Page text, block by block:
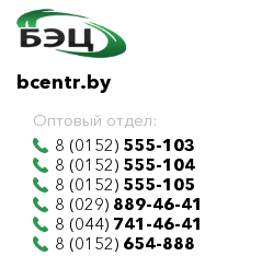
bcentr.by
Оптовый отдел:
8 (0152) 555-103
8 (0152) 555-104
8 (0152) 555-105
8 (029) 889-46-41
8 (044) 741-46-41
8 (0152) 654-888